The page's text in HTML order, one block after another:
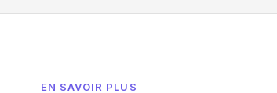
EN SAVOIR PLUS